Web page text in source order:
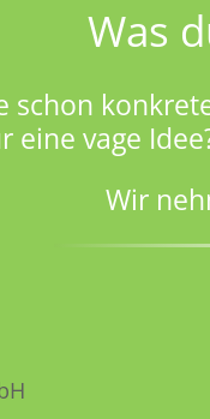
Was
schon
eine vage
Wir